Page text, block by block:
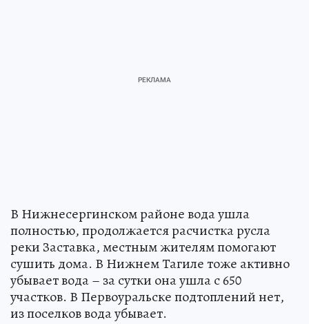
В Нижнесергинском районе вода ушла
полностью, продолжается расчистка русла
реки Заставка, местным жителям помогают
сушить дома. В Нижнем Тагиле тоже активно
убывает вода – за сутки она ушла с 650
участков. В Первоуральске подтоплений нет,
из поселков вода убывает.